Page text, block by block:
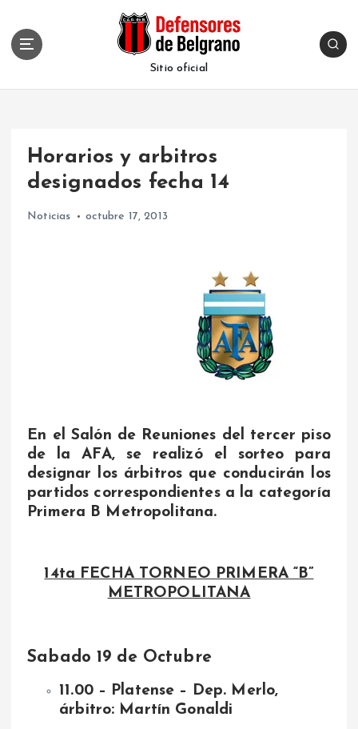
Sitio oficial
Horarios y arbitros
designados fecha 14
Noticias octubre 17, 2013
En el Salón de Reuniones del tercer piso
de la AFA, se realizó el sorteo para
designar los árbitros que conducirán los
partidos correspondientes a la categoría
Primera B Metropolitana.
14ta FECHA TORNEO PRIMERA “B”
METROPOLITANA
Sabado 19 de Octubre
11.00 – Platense – Dep. Merlo,
árbitro: Martín Gonaldi